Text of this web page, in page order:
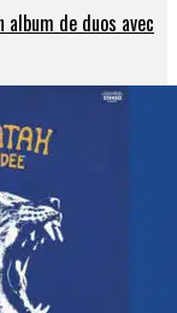
album de duos avec